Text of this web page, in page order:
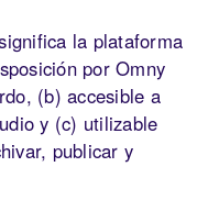
la plataforma
por Omny
(b) accesible a
y (c) utilizable
publicar y